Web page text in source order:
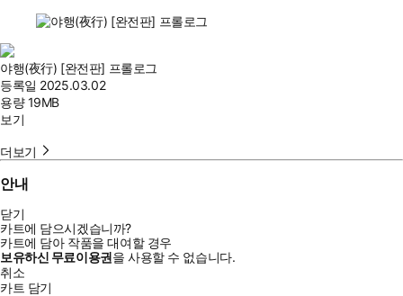
야행(夜行) [완전판] 프롤로그
등록일 2025.03.02
용량19MB
보기
더보기
안내
닫기
카트에 담으시겠습니까?
카트에 담아 작품을 대여할 경우
보유하신 무료이용권을 사용할 수 없습니다.
취소
카트 담기